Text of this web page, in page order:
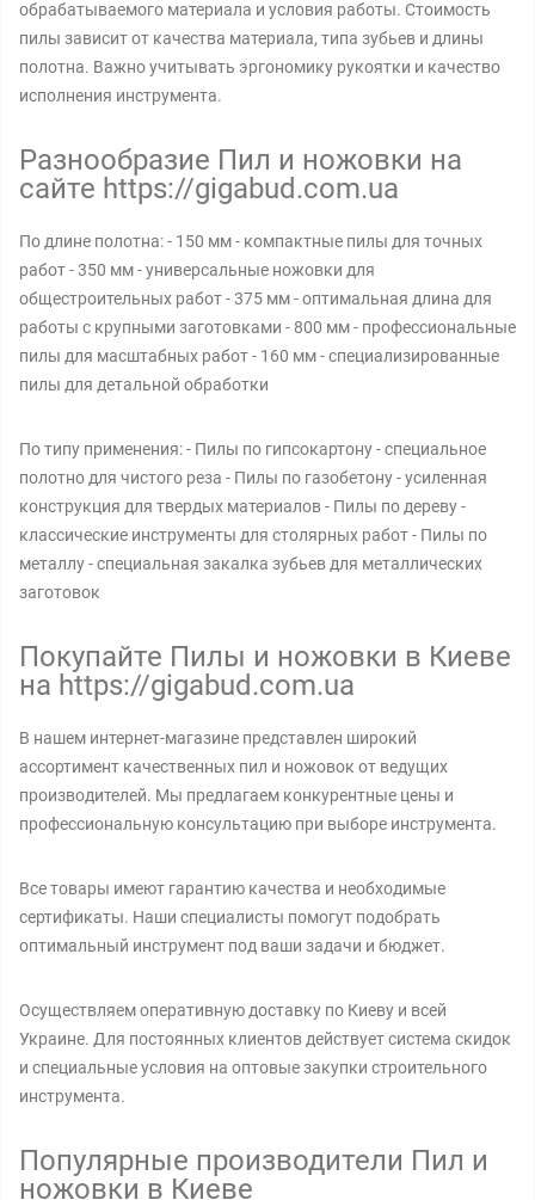
обрабатываемого материала и условия работы. Стоимость
пилы зависит от качества материала, типа зубьев и длины
полотна. Важно учитывать эргономику рукоятки и качество
исполнения инструмента.
Разнообразие Пил и ножовки на
сайте https://gigabud.com.ua
По длине полотна: - 150 мм - компактные пилы для точных
работ - 350 мм - универсальные ножовки для
общестроительных работ - 375 мм - оптимальная длина для
работы с крупными заготовками - 800 мм - профессиональные
пилы для масштабных работ - 160 мм - специализированные
пилы для детальной обработки
По типу применения: - Пилы по гипсокартону - специальное
полотно для чистого реза - Пилы по газобетону - усиленная
конструкция для твердых материалов - Пилы по дереву -
классические инструменты для столярных работ - Пилы по
металлу - специальная закалка зубьев для металлических
заготовок
Покупайте Пилы и ножовки в Киеве
на https://gigabud.com.ua
В нашем интернет-магазине представлен широкий
ассортимент качественных пил и ножовок от ведущих
производителей. Мы предлагаем конкурентные цены и
профессиональную консультацию при выборе инструмента.
Все товары имеют гарантию качества и необходимые
сертификаты. Наши специалисты помогут подобрать
оптимальный инструмент под ваши задачи и бюджет.
Осуществляем оперативную доставку по Киеву и всей
Украине. Для постоянных клиентов действует система скидок
и специальные условия на оптовые закупки строительного
инструмента.
Популярные производители Пил и
ножовки в Киеве